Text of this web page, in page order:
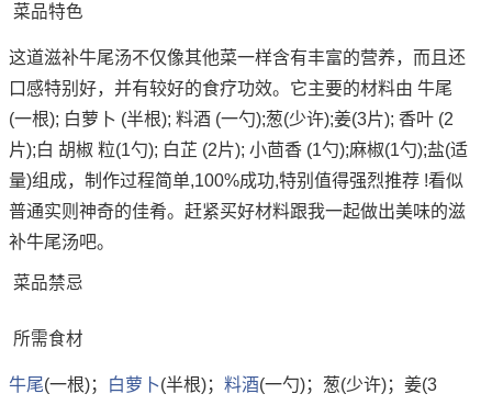
菜品特色
这道滋补牛尾汤不仅像其他菜一样含有丰富的营养，而且还
口感特别好，并有较好的食疗功效。它主要的材料由 牛尾
(一根); 白萝卜 (半根); 料酒 (一勺);葱(少许);姜(3片); 香叶 (2
片);白 胡椒 粒(1勺); 白芷 (2片); 小茴香 (1勺);麻椒(1勺);盐(适
量)组成，制作过程简单,100%成功,特别值得强烈推荐 !看似
普通实则神奇的佳肴。赶紧买好材料跟我一起做出美味的滋
补牛尾汤吧。
菜品禁忌
所需食材
牛尾(一根)； 白萝卜(半根)； 料酒(一勺)；葱(少许)；姜(3